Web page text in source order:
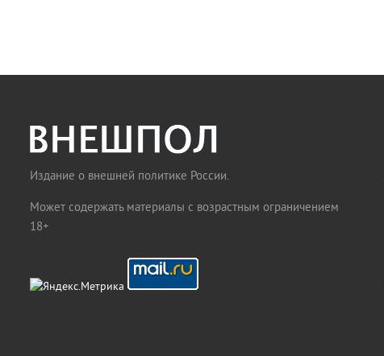
Издание о внешней политике России.
Может содержать материалы с возрастным ограничением
18+